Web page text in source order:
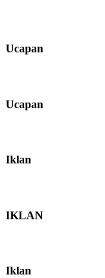
Ucapan
Ucapan
Iklan
IKLAN
Iklan